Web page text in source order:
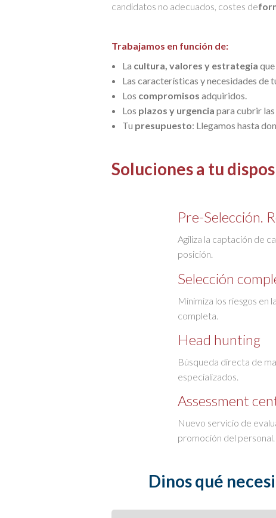
candidatos no adecuados, costes de
Trabajamos en función de:
La cultura, valores y estrategia
Las características y necesidades de
Los compromisos adquiridos.
Los plazos y urgencia para cubrir
Tu presupuesto: Llegamos hasta
Soluciones a tu
Pre-Selección.
Agiliza la captación de
posición.
Selección
Minimiza los riesgos en
completa.
Head hunting
Búsqueda directa de
especializados.
Assessment
Nuevo servicio de
promoción del personal.
Dinos qué